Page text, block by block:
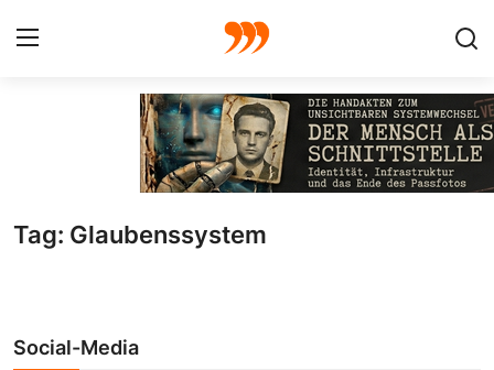
Galerie
Redaktion
Tag: Glaubenssystem
Social-Media